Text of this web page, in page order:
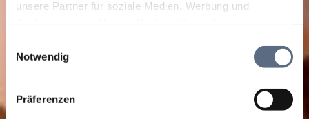
unsere Partner für soziale Medien, Werbung und
zusammen, die Sie ihnen bereitgestellt haben oder die
sie im Rahmen Ihrer Nutzung der Dienste gesammelt
Notwendig
Präferenzen